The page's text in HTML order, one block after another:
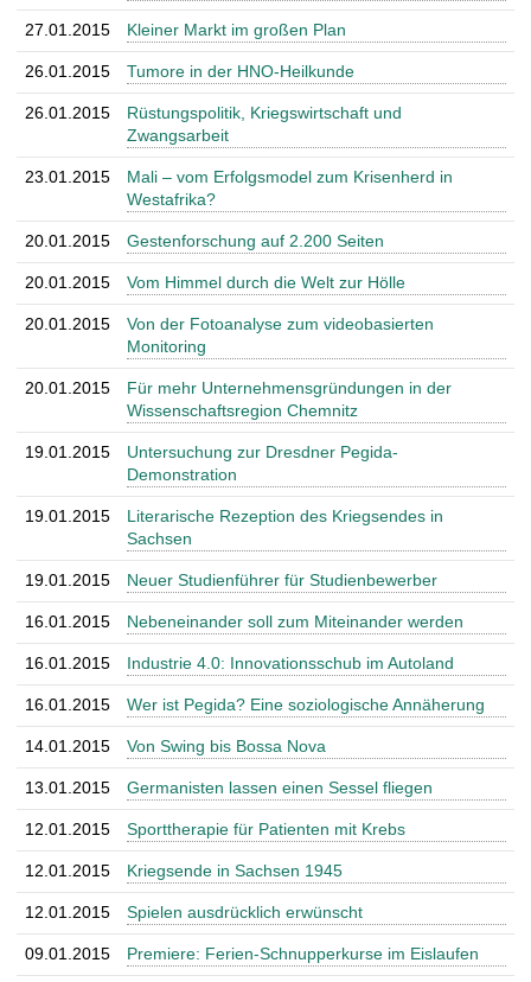
27.01.2015 Kleiner Markt im großen Plan
26.01.2015 Tumore in der HNO-Heilkunde
26.01.2015
Rüstungspolitik, Kriegswirtschaft und
Zwangsarbeit
23.01.2015
Mali – vom Erfolgsmodel zum Krisenherd in
Westafrika?
20.01.2015 Gestenforschung auf 2.200 Seiten
20.01.2015 Vom Himmel durch die Welt zur Hölle
20.01.2015
Von der Fotoanalyse zum videobasierten
Monitoring
20.01.2015
Für mehr Unternehmensgründungen in der
Wissenschaftsregion Chemnitz
19.01.2015
Untersuchung zur Dresdner Pegida-
Demonstration
19.01.2015
Literarische Rezeption des Kriegsendes in
Sachsen
19.01.2015 Neuer Studienführer für Studienbewerber
16.01.2015 Nebeneinander soll zum Miteinander werden
16.01.2015 Industrie 4.0: Innovationsschub im Autoland
16.01.2015 Wer ist Pegida? Eine soziologische Annäherung
14.01.2015 Von Swing bis Bossa Nova
13.01.2015 Germanisten lassen einen Sessel fliegen
12.01.2015 Sporttherapie für Patienten mit Krebs
12.01.2015 Kriegsende in Sachsen 1945
12.01.2015 Spielen ausdrücklich erwünscht
09.01.2015 Premiere: Ferien-Schnupperkurse im Eislaufen